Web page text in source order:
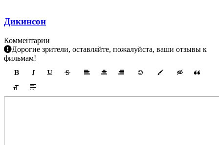
Дикинсон
Комментарии
Дорогие зрители, оставляйте, пожалуйста, ваши отзывы к
фильмам!